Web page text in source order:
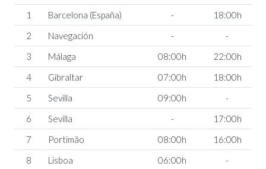
1
Barcelona (España) -
18:00h
2
Navegación -
-
3
Málaga 08:00h
22:00h
4
Gibraltar 07:00h
18:00h
5
Sevilla 09:00h
-
6
Sevilla -
17:00h
7
Portimão 08:00h
16:00h
8
Lisboa 06:00h -